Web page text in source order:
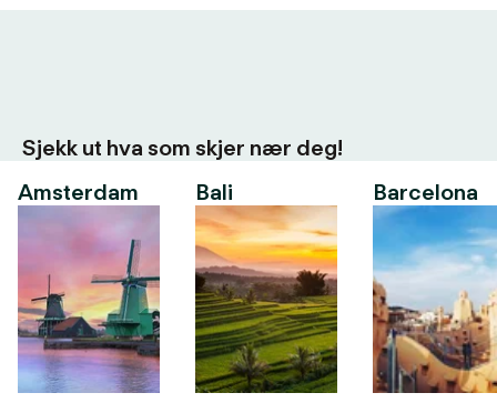
Sjekk ut hva som skjer nær deg!
Amsterdam
Bali Barcelona